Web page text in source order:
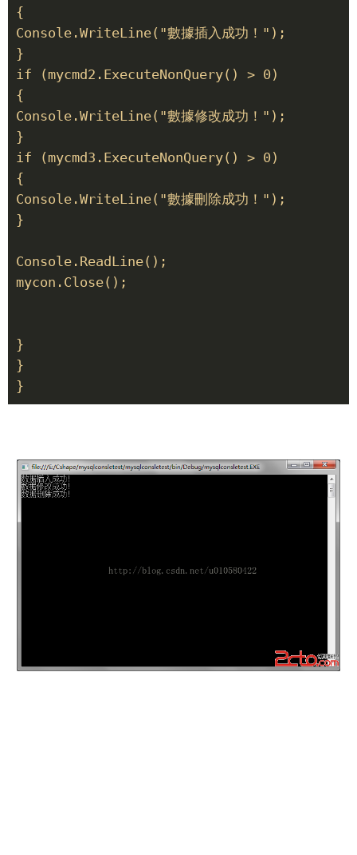
{
Console.WriteLine("數據插入成功！");
}
if (mycmd2.ExecuteNonQuery() > 0)
{
Console.WriteLine("數據修改成功！");
}
if (mycmd3.ExecuteNonQuery() > 0)
{
Console.WriteLine("數據刪除成功！");
}
Console.ReadLine();
mycon.Close();
}
}
}